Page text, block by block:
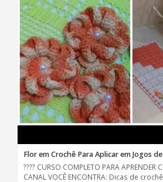
Flor em Crochê Para Aplicar em Jogos
???? CURSO COMPLETO PARA APRENDER
CANAL VOCÊ ENCONTRA: Dicas de crochê,